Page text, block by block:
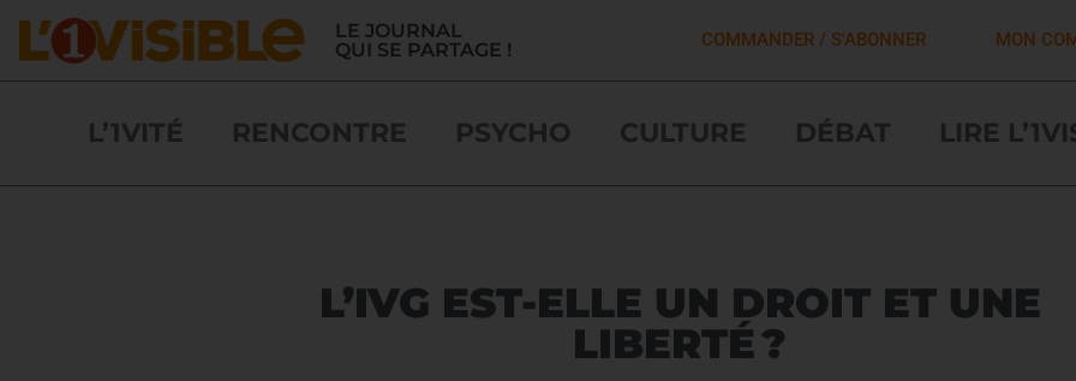
LE JOURNAL
QUI SE PARTAGE !
COMMANDER / S'ABONNER MON
L’1VITÉ RENCONTRE PSYCHO CULTURE DÉBAT LIRE
L’IVG EST-ELLE UN DROIT ET UNE
LIBERTÉ ?